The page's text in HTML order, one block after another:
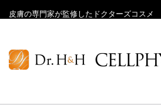
皮膚の専門家が監修したドクターズコスメ